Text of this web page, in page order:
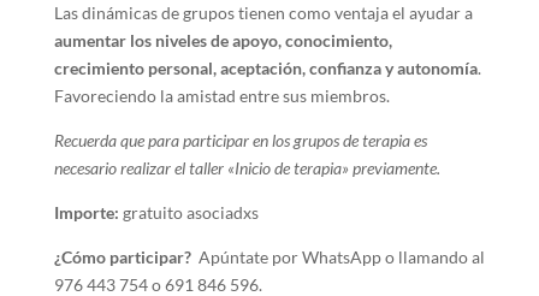
Las dinámicas de grupos tienen como ventaja el ayudar a
aumentar los niveles de apoyo, conocimiento,
crecimiento personal, aceptación, confianza y autonomía.
Favoreciendo la amistad entre sus miembros.
Recuerda que para participar en los grupos de terapia es
necesario realizar el taller «Inicio de terapia» previamente.
Importe: gratuito asociadxs
¿Cómo participar? Apúntate por WhatsApp o llamando al
976 443 754 o 691 846 596.